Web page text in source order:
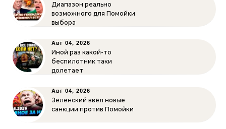
Диапазон реально
возможного для Помойки
выбора
Авг 04, 2026
Иной раз какой-то
беспилотник таки
долетает
Авг 04, 2026
Зеленский ввёл новые
санкции против Помойки